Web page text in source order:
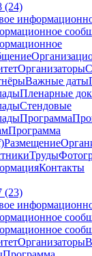
(24)
Организаторы
Важные даты
Пленарные
Стендовые
Программа
Программа
Размещение
Труды
Контакты
(23)
Организаторы